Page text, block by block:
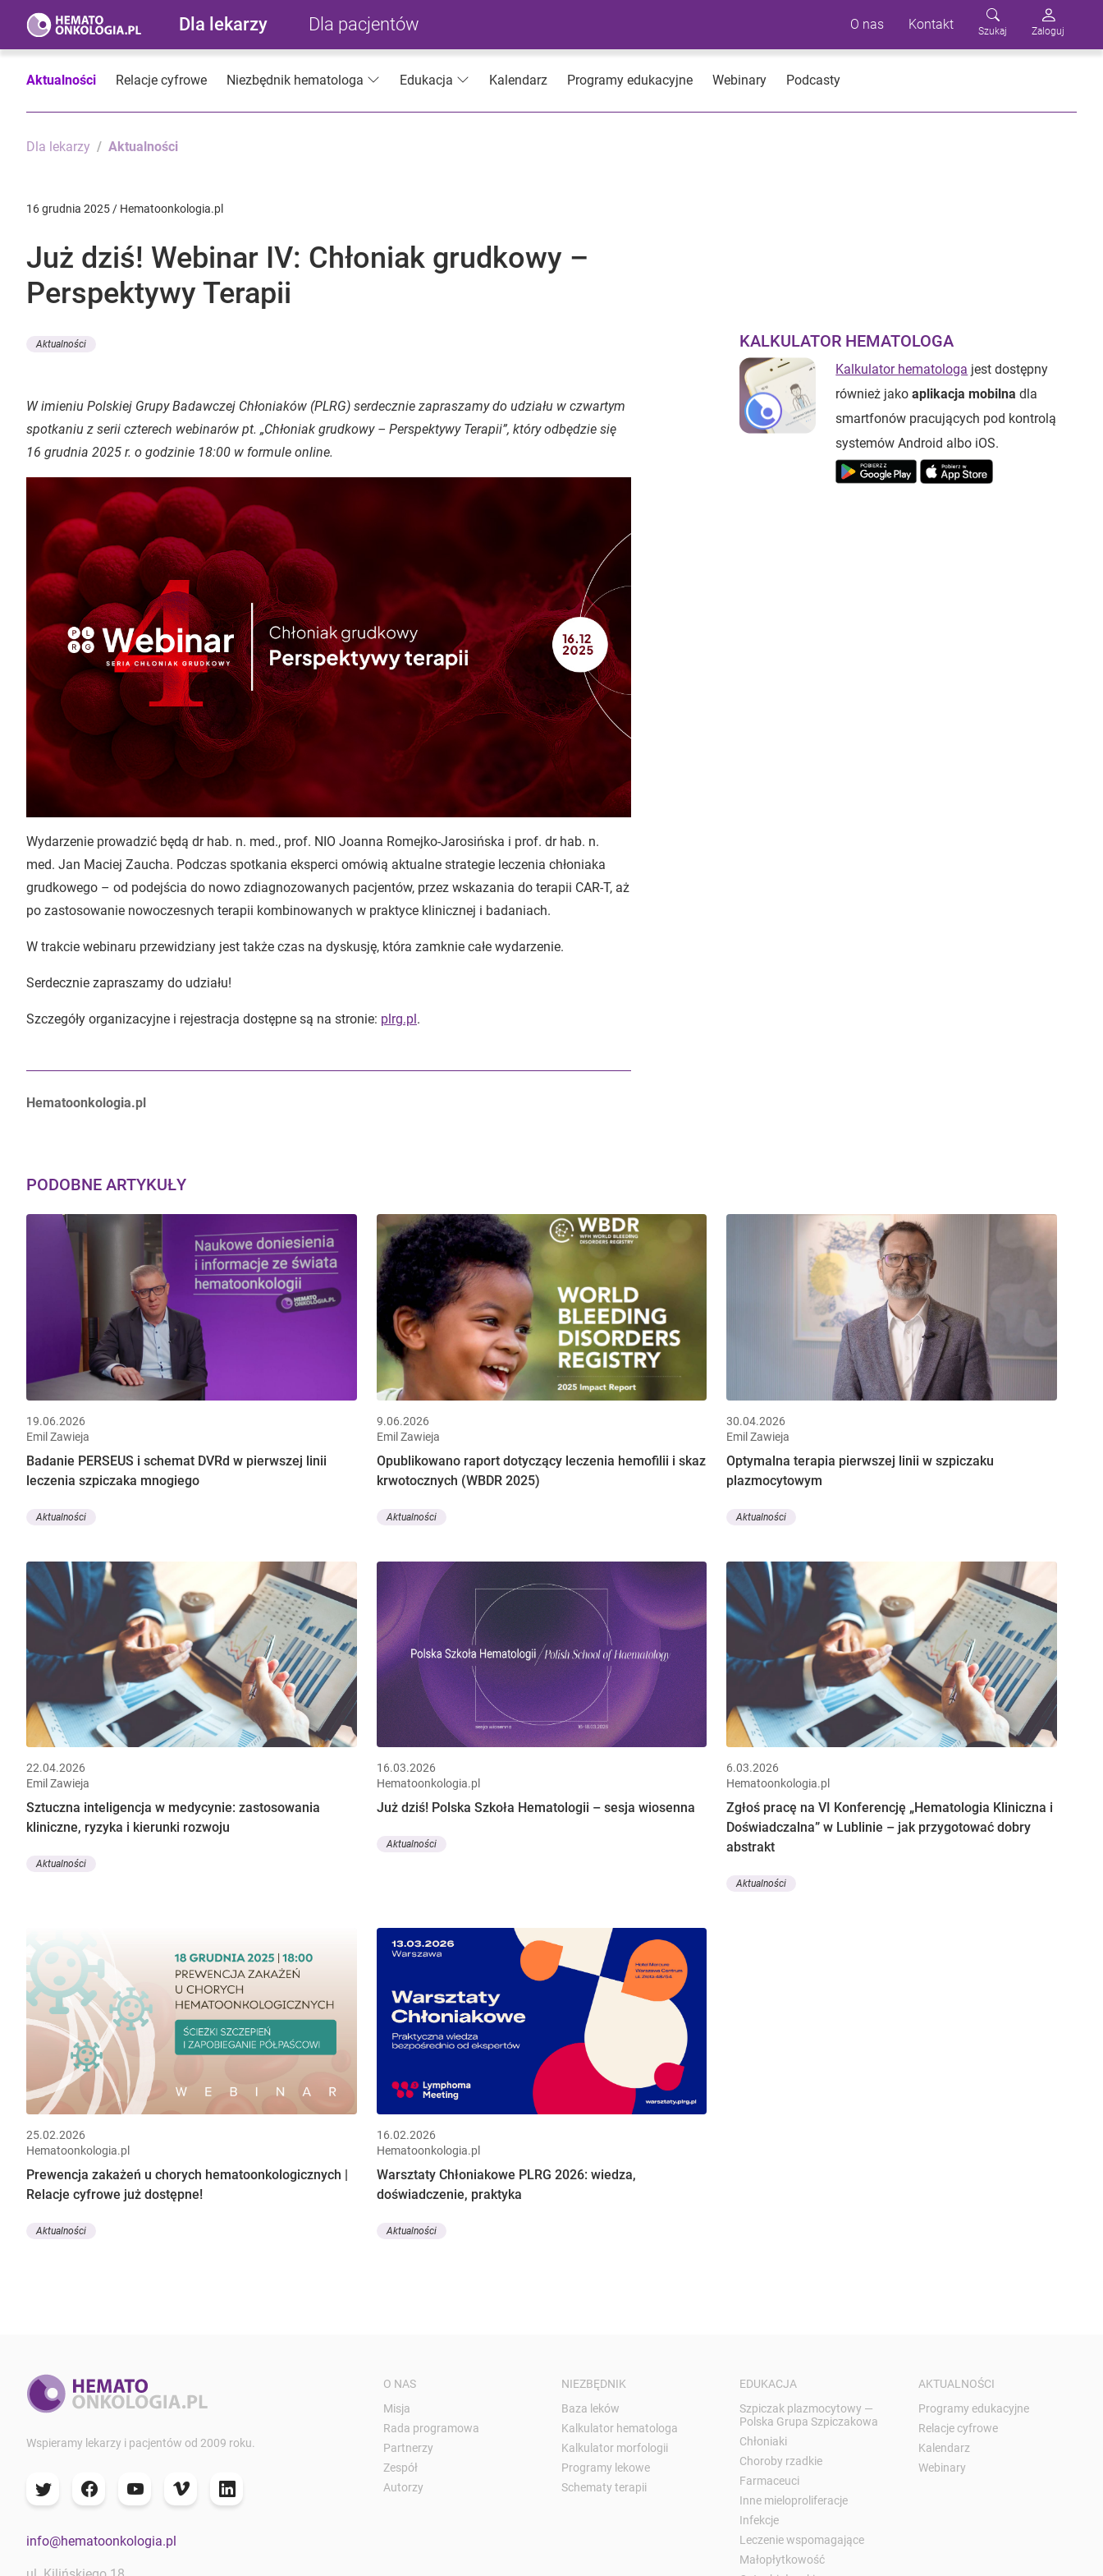
Dla lekarzy Dla pacjentów O nas Kontakt Szukaj Zaloguj
Aktualności Relacje cyfrowe Niezbędnik hematologa Edukacja Kalendarz Programy edukacyjne Webinary Podcasty
Dla lekarzy Aktualności
16 grudnia 2025 / Hematoonkologia.pl
Już dziś! Webinar IV: Chłoniak grudkowy –
Perspektywy Terapii
Aktualności
W imieniu Polskiej Grupy Badawczej Chłoniaków (PLRG) serdecznie zapraszamy do udziału w czwartym
spotkaniu z serii czterech webinarów pt. „Chłoniak grudkowy – Perspektywy Terapii”, który odbędzie się
16 grudnia 2025 r. o godzinie 18:00 w formule online.
Wydarzenie prowadzić będą dr hab. n. med., prof. NIO Joanna Romejko-Jarosińska i prof. dr hab. n.
med. Jan Maciej Zaucha. Podczas spotkania eksperci omówią aktualne strategie leczenia chłoniaka
grudkowego – od podejścia do nowo zdiagnozowanych pacjentów, przez wskazania do terapii CAR-T, aż
po zastosowanie nowoczesnych terapii kombinowanych w praktyce klinicznej i badaniach.
W trakcie webinaru przewidziany jest także czas na dyskusję, która zamknie całe wydarzenie.
Serdecznie zapraszamy do udziału!
Szczegóły organizacyjne i rejestracja dostępne są na stronie: plrg.pl .
Autorzy:
Hematoonkologia.pl
KALKULATOR HEMATOLOGA
Kalkulator hematologa jest dostępny
również jakoaplikacja mobilna dla
smartfonów pracujących pod kontrolą
systemów Android albo iOS.
PODOBNE ARTYKUŁY
19.06.2026
Emil Zawieja
Badanie PERSEUS i schemat DVRd w pierwszej linii
leczenia szpiczaka mnogiego
Aktualności
9.06.2026
Emil Zawieja
Opublikowano raport dotyczący leczenia hemofilii i skaz
krwotocznych (WBDR 2025)
Aktualności
30.04.2026
Emil Zawieja
Optymalna terapia pierwszej linii w szpiczaku
plazmocytowym
Aktualności
22.04.2026
Emil Zawieja
Sztuczna inteligencja w medycynie: zastosowania
kliniczne, ryzyka i kierunki rozwoju
Aktualności
16.03.2026
Hematoonkologia.pl
Już dziś! Polska Szkoła Hematologii – sesja wiosenna
Aktualności
6.03.2026
Hematoonkologia.pl
Zgłoś pracę na VI Konferencję „Hematologia Kliniczna i
Doświadczalna” w Lublinie – jak przygotować dobry
abstrakt
Aktualności
25.02.2026
Hematoonkologia.pl
Prewencja zakażeń u chorych hematoonkologicznych |
Relacje cyfrowe już dostępne!
Aktualności
16.02.2026
Hematoonkologia.pl
Warsztaty Chłoniakowe PLRG 2026: wiedza,
doświadczenie, praktyka
Aktualności
Wspieramy lekarzy i pacjentów od 2009 roku.
info@hematoonkologia.pl
O NAS
Misja
Rada programowa
Partnerzy
Zespół
Autorzy
NIEZBĘDNIK
Baza leków
Kalkulator hematologa
Kalkulator morfologii
Programy lekowe
Schematy terapii
EDUKACJA
Szpiczak plazmocytowy —
Polska Grupa Szpiczakowa
Chłoniaki
Choroby rzadkie
Farmaceuci
Inne mieloproliferacje
Infekcje
Leczenie wspomagające
Małopłytkowość
AKTUALNOŚCI
Programy edukacyjne
Relacje cyfrowe
Kalendarz
Webinary